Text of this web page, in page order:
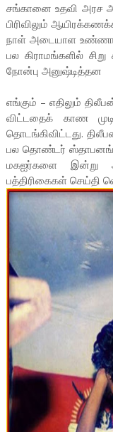
சங்கானை உதவி அரச
பிரிவிலும்
நாள் அடையாள
பல கிராமங்களில்
நோன்பு அனுஷ்டித்தன
எங்கும் – எதிலும்
விட்டதைக் காண
தொடங்கிவிட்டது.
பல தொண்டர்
மகஐர்களை இன்று
பத்திரிகைகள் செய்தி